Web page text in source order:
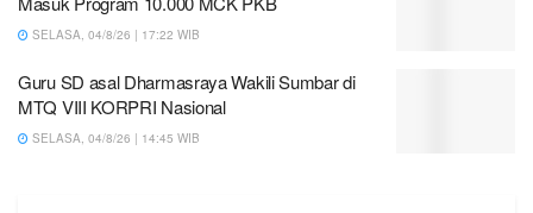
SELASA, 04/8/26 | 17:22 WIB
Guru SD asal Dharmasraya Wakili Sumbar di
MTQ VIII KORPRI Nasional
SELASA, 04/8/26 | 14:45 WIB